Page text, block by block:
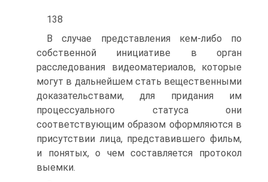
138
В случае представления кем-либо по
собственной инициативе в орган
расследования видеоматериалов, которые
могут в дальнейшем стать вещественными
доказательствами, для придания им
процессуального статуса они
соответствующим образом оформляются в
присутствии лица, представившего фильм,
и понятых, о чем составляется протокол
выемки.